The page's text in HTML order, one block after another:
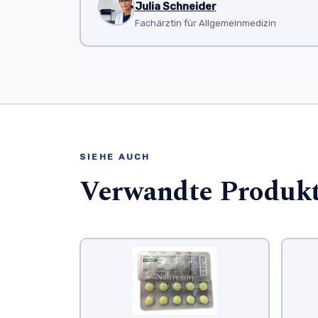
Julia Schneider
Fachärztin für Allgemeinmedizin
SIEHE AUCH
Verwandte